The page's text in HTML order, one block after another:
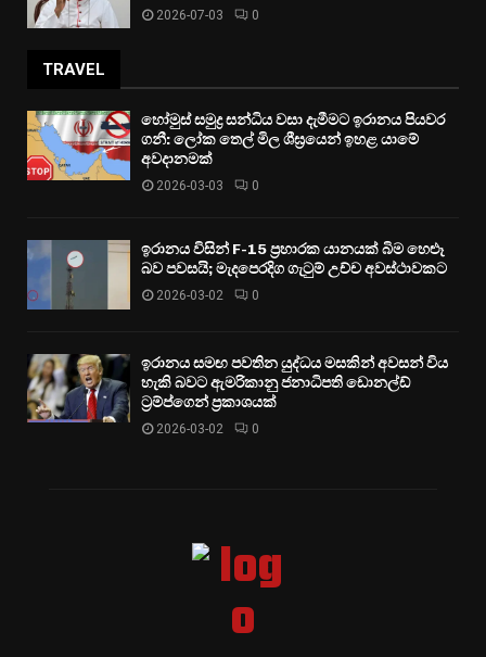
2026-07-03 0
TRAVEL
හෝමුස් සමුද්‍ර සන්ධිය වසා දැමීමට ඉරානය පියවර
ගනී: ලෝක තෙල් මිල ශීඝ්‍රයෙන් ඉහළ යාමේ
අවදානමක්
2026-03-03 0
ඉරානය විසින් F-15 ප්‍රහාරක යානයක් බිම හෙළූ
බව පවසයි; මැදපෙරදිග ගැටුම් උච්ච අවස්ථාවකට
2026-03-02 0
ඉරානය සමඟ පවතින යුද්ධය මසකින් අවසන් විය
හැකි බවට ඇමරිකානු ජනාධිපති ඩොනල්ඩ්
ට්‍රම්ප්ගෙන් ප්‍රකාශයක්
2026-03-02 0